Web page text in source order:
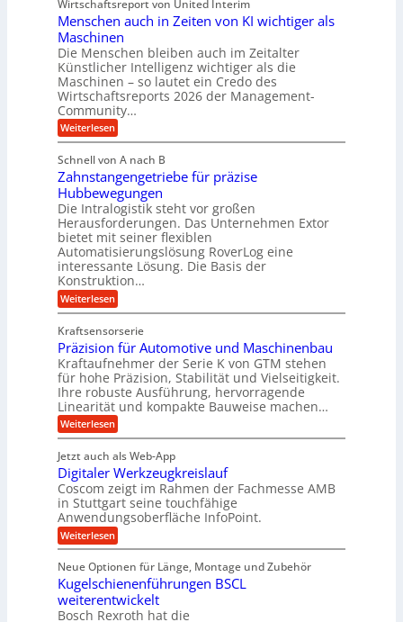
c
h
t
m
e
h
r
T
e
m
p
o
u
n
d
w
e
n
i
g
e
r
B
ü
r
o
r
a
t
i
e
d
H
y
d
r
a
u
l
i
k
i
m
V
e
r
g
l
e
i
c
h
a
n
g
l
e
b
i
K
u
g
e
l
g
e
w
n
d
e
t
r
i
e
b
e
f
ü
r
r
a
u
e
U
g
u
l
a
T
e
c
h
n
o
l
o
g
i
e
s
b
e
z
i
e
h
t
n
e
e
n
S
t
a
n
d
o
r
i
n
R
ü
s
s
e
l
s
h
e
i
m
Wirtschaftsreport von United Interim
Menschen auch in Zeiten von KI wichtiger als
Maschinen
Die Menschen bleiben auch im Zeitalter
Künstlicher Intelligenz wichtiger als die
Maschinen – so lautet ein Credo des
Wirtschaftsreports 2026 der Management-
Community…
Weiterlesen:
M
n
s
c
h
e
n
a
u
c
h
i
n
Z
e
e
n
v
o
n
K
I
w
i
c
h
t
i
g
e
a
l
s
M
a
Schnell von A nach B
Zahnstangengetriebe für präzise
Hubbewegungen
Die Intralogistik steht vor großen
Herausforderungen. Das Unternehmen Extor
bietet mit seiner flexiblen
Automatisierungslösung RoverLog eine
interessante Lösung. Die Basis der
Konstruktion…
Weiterlesen:
Z
h
n
s
t
a
n
g
e
n
e
t
r
i
e
b
e
f
r
p
r
ä
Kraftsensorserie
Präzision für Automotive und Maschinenbau
Kraftaufnehmer der Serie K von GTM stehen
für hohe Präzision, Stabilität und Vielseitigkeit.
Ihre robuste Ausführung, hervorragende
Linearität und kompakte Bauweise machen…
Weiterlesen:
P
ä
z
i
s
i
o
n
f
r
A
u
t
Jetzt auch als Web-App
Digitaler Werkzeugkreislauf
Coscom zeigt im Rahmen der Fachmesse AMB
in Stuttgart seine touchfähige
Anwendungsoberfläche InfoPoint.
Weiterlesen:
D
g
i
t
a
Neue Optionen für Länge, Montage und Zubehör
Kugelschienenführungen BSCL
weiterentwickelt
Bosch Rexroth hat die